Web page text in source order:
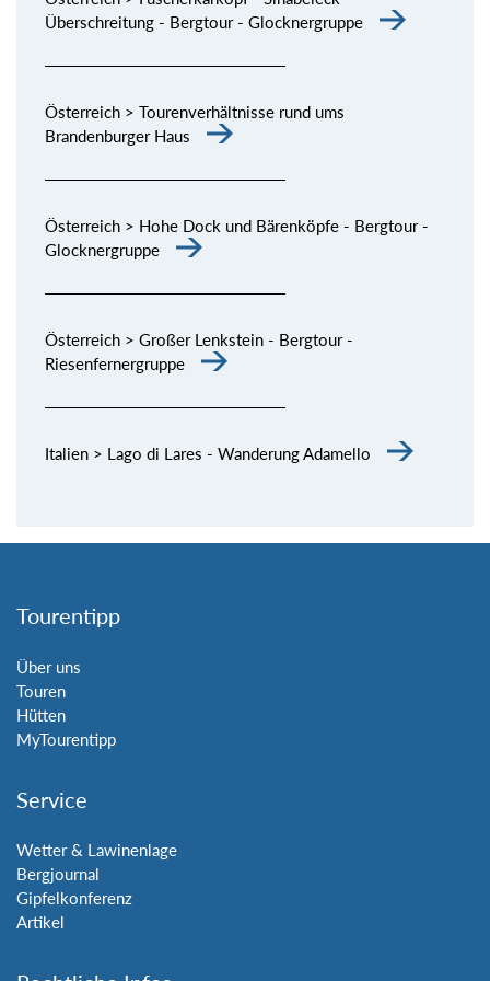
Überschreitung - Bergtour - Glocknergruppe
Österreich > Tourenverhältnisse rund ums
Brandenburger Haus
Österreich > Hohe Dock und Bärenköpfe - Bergtour -
Glocknergruppe
Österreich > Großer Lenkstein - Bergtour -
Riesenfernergruppe
Italien > Lago di Lares - Wanderung Adamello
Tourentipp
Über uns
Touren
Hütten
MyTourentipp
Service
Wetter & Lawinenlage
Bergjournal
Gipfelkonferenz
Artikel